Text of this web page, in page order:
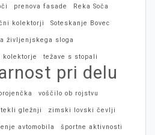
prenova fasade Reka Soča
kolektorji Soteskanje Bovec
življenjskega sloga
kolektorje težave s stopali
pri delu
voščilo ob rojstvu
gležnji zimski lovski čevlji
avtomobila športne aktivnosti